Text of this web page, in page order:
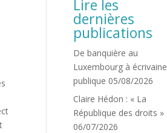
Lire les
dernières
publications
De banquière au
Luxembourg à écrivaine
publique 05/08/2026
Claire Hédon : « La
République des droits »
06/07/2026